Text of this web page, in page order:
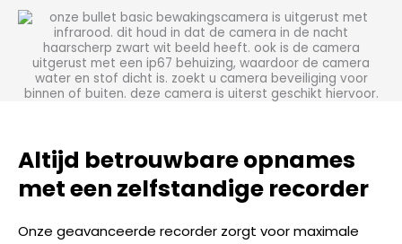
Altijd betrouwbare opnames
met een zelfstandige recorder
Onze geavanceerde recorder zorgt voor maximale